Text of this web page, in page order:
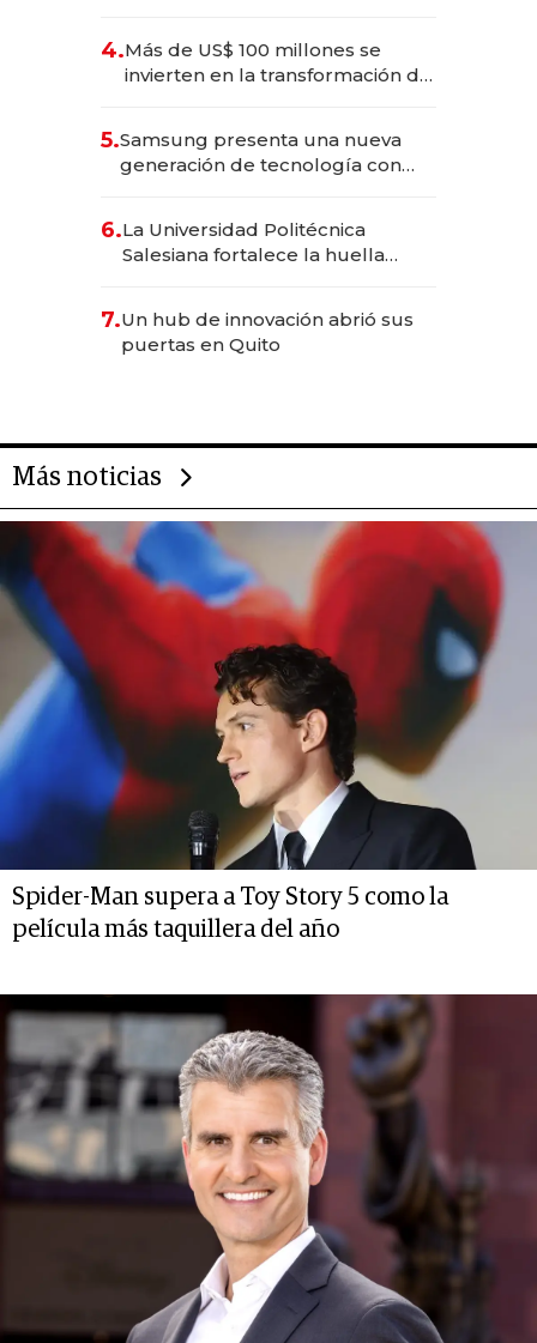
4.Más de US$ 100 millones se
invierten en la transformación de
5.Samsung presenta una nueva
generación de tecnología con
6.La Universidad Politécnica
Salesiana fortalece la huella
7.Un hub de innovación abrió sus
puertas en Quito
Más noticias
Spider-Man supera a Toy Story 5 como la
película más taquillera del año